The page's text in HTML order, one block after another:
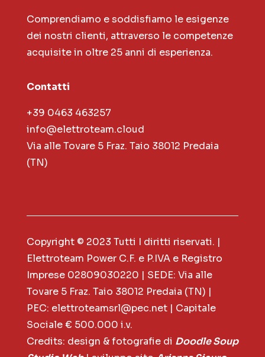
Comprendiamo e soddisfiamo le esigenze
dei nostri clienti, attraverso le competenze
acquisite in oltre 25 anni di esperienza.
Contatti
+39 0463 463257
info@elettroteam.cloud
Via alle Tovare 5 Fraz. Taio 38012 Predaia
(TN)
Copyright © 2023 Tutti I diritti riservati. |
Elettroteam Power C.F. e P.IVA e Registro
Imprese 02809030220 | SEDE: Via alle
Tovare 5 Fraz. Taio 38012 Predaia (TN) |
PEC: elettroteamsrl@pec.net | Capitale
Sociale € 500.000 i.v.
Credits: design & fotografie di Doodle Soup